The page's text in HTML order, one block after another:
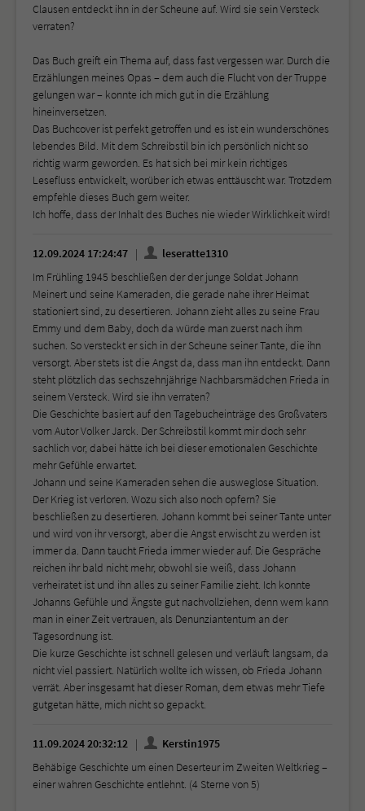
Clausen entdeckt ihn in der Scheune auf. Wird sie sein Versteck
verraten?
Das Buch greift ein Thema auf, dass fast vergessen war. Durch die
Erzählungen meines Opas – dem auch die Flucht von der Truppe
gelungen war – konnte ich mich gut in die Erzählung
hineinversetzen.
Das Buchcover ist perfekt getroffen und es ist ein wunderschönes
lebendes Bild. Mit dem Schreibstil bin ich persönlich nicht so
richtig warm geworden. Es hat sich bei mir kein richtiges
Lesefluss entwickelt, worüber ich etwas enttäuscht war. Trotzdem
empfehle dieses Buch gern weiter.
Ich hoffe, dass der Inhalt des Buches nie wieder Wirklichkeit wird!
12.09.2024 17:24:47
leseratte1310
Im Frühling 1945 beschließen der der junge Soldat Johann
Meinert und seine Kameraden, die gerade nahe ihrer Heimat
stationiert sind, zu desertieren. Johann zieht alles zu seine Frau
Emmy und dem Baby, doch da würde man zuerst nach ihm
suchen. So versteckt er sich in der Scheune seiner Tante, die ihn
versorgt. Aber stets ist die Angst da, dass man ihn entdeckt. Dann
steht plötzlich das sechszehnjährige Nachbarsmädchen Frieda in
seinem Versteck. Wird sie ihn verraten?
Die Geschichte basiert auf den Tagebucheinträge des Großvaters
vom Autor Volker Jarck. Der Schreibstil kommt mir doch sehr
sachlich vor, dabei hätte ich bei dieser emotionalen Geschichte
mehr Gefühle erwartet.
Johann und seine Kameraden sehen die ausweglose Situation.
Der Krieg ist verloren. Wozu sich also noch opfern? Sie
beschließen zu desertieren. Johann kommt bei seiner Tante unter
und wird von ihr versorgt, aber die Angst erwischt zu werden ist
immer da. Dann taucht Frieda immer wieder auf. Die Gespräche
reichen ihr bald nicht mehr, obwohl sie weiß, dass Johann
verheiratet ist und ihn alles zu seiner Familie zieht. Ich konnte
Johanns Gefühle und Ängste gut nachvollziehen, denn wem kann
man in einer Zeit vertrauen, als Denunziantentum an der
Tagesordnung ist.
Die kurze Geschichte ist schnell gelesen und verläuft langsam, da
nicht viel passiert. Natürlich wollte ich wissen, ob Frieda Johann
verrät. Aber insgesamt hat dieser Roman, dem etwas mehr Tiefe
gutgetan hätte, mich nicht so gepackt.
11.09.2024 20:32:12
Kerstin1975
Behäbige Geschichte um einen Deserteur im Zweiten Weltkrieg –
einer wahren Geschichte entlehnt. (4 Sterne von 5)